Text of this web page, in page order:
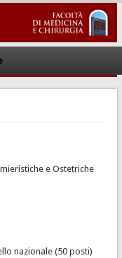
e Ostetriche
nazionale (50 posti)